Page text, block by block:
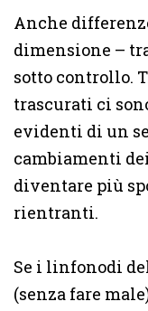
Anche
dimensione –
sotto controllo.
trascurati ci
evidenti di un
cambiamenti
diventare più
rientranti.
Se i linfonodi
(senza fare